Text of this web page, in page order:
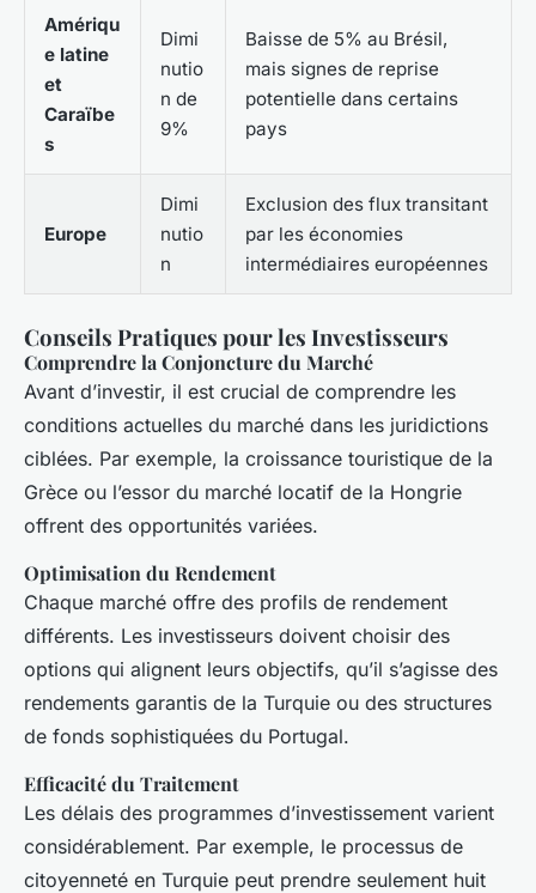
Amériqu
e latine
et
Caraïbe
s
Dimi
nutio
n de
9%
Baisse de 5% au Brésil,
mais signes de reprise
potentielle dans certains
pays
Europe
Dimi
nutio
n
Exclusion des flux transitant
par les économies
intermédiaires européennes
Conseils Pratiques pour les Investisseurs
Comprendre la Conjoncture du Marché
Avant d’investir, il est crucial de comprendre les
conditions actuelles du marché dans les juridictions
ciblées. Par exemple, la croissance touristique de la
Grèce ou l’essor du marché locatif de la Hongrie
offrent des opportunités variées.
Optimisation du Rendement
Chaque marché offre des profils de rendement
différents. Les investisseurs doivent choisir des
options qui alignent leurs objectifs, qu’il s’agisse des
rendements garantis de la Turquie ou des structures
de fonds sophistiquées du Portugal.
Efficacité du Traitement
Les délais des programmes d’investissement varient
considérablement. Par exemple, le processus de
citoyenneté en Turquie peut prendre seulement huit